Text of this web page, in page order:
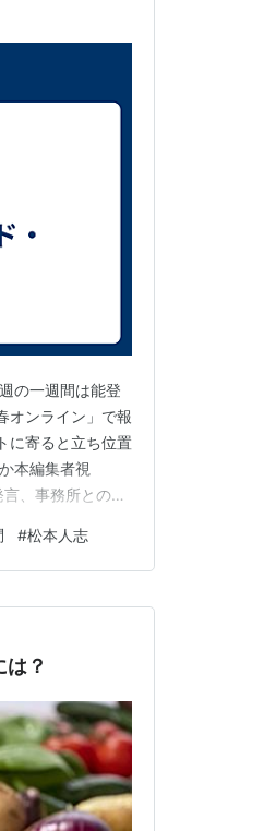
の一週間は能登
オンライン」で報
に寄ると立ち位置
本編集者視
、事務所との相
個人的一週間は
#松本人志
？